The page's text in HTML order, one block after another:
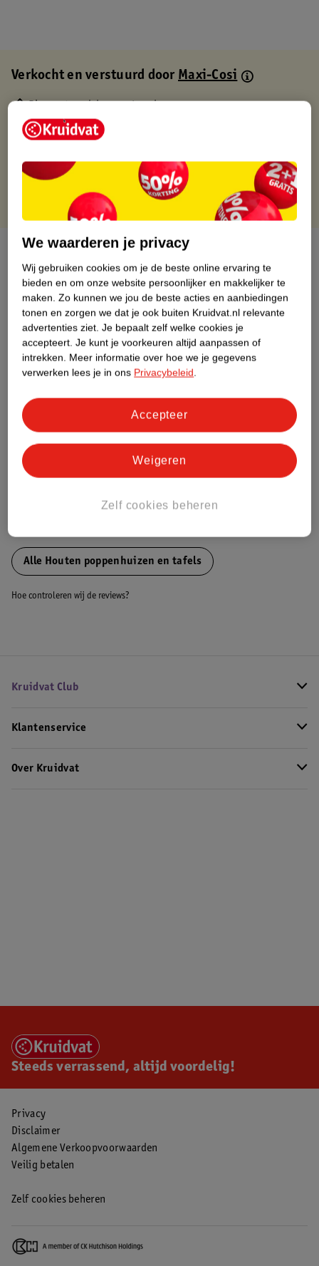
Verkocht en verstuurd doorMaxi-Cosi
Gratis thuisbezorgd
Gratis retourneren via verkooppartner.
Over dit product
Productinformatie
Etiketinformatie
Nature Impact Score
Meer informatie
Bestel & Bezorginformatie
Alle Houten poppenhuizen en tafels
Hoe controleren wij de reviews?
Kruidvat Club
Klantenservice
Over Kruidvat
Steeds verrassend, altijd voordelig!
Privacy
Disclaimer
Algemene Verkoopvoorwaarden
Veilig betalen
Zelf cookies beheren
We waarderen je privacy
Wij gebruiken cookies om je de beste online ervaring te
bieden en om onze website persoonlijker en makkelijker te
maken. Zo kunnen we jou de beste acties en aanbiedingen
tonen en zorgen we dat je ook buiten Kruidvat.nl relevante
advertenties ziet. Je bepaalt zelf welke cookies je
accepteert. Je kunt je voorkeuren altijd aanpassen of
intrekken. Meer informatie over hoe we je gegevens
verwerken lees je in ons Privacybeleid.
Zelf cookies beheren
Weigeren
Accepteer